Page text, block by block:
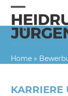
Skip
content
Open
mobile
menu
Close
mobile
menu
Home »
KARRIERE